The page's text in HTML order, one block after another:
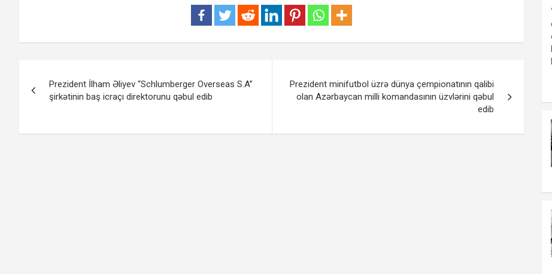
naviqasiyası
Prezident İlham Əliyev “Schlumberger Overseas S.A”
şirkətinin baş icraçı direktorunu qəbul edib
Prezident minifutbol üzrə dünya çempionatının qalibi
olan Azərbaycan milli komandasının üzvlərini qəbul
edib